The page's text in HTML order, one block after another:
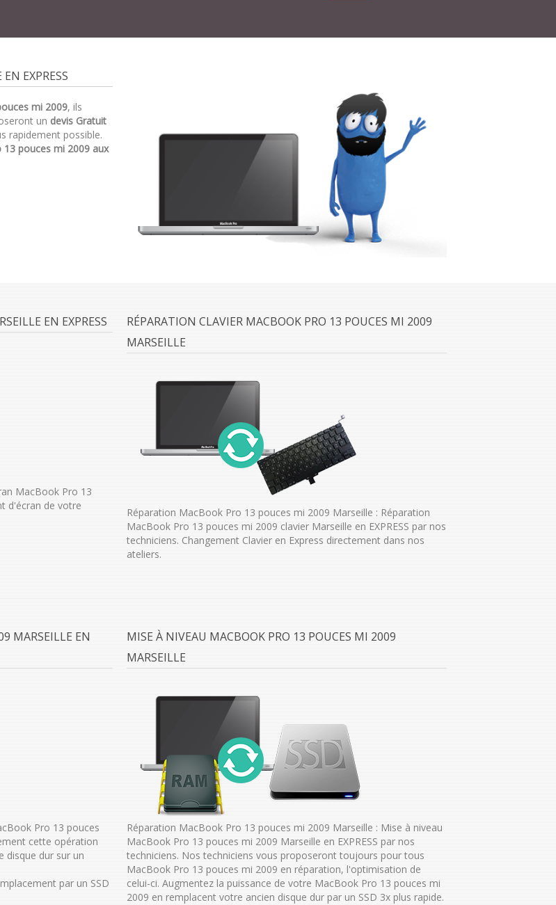
EXPRESS
mi 2009, ils
un devis Gratuit
rapidement possible.
pouces mi 2009 aux
EN EXPRESS
MacBook Pro 13
d'écran de votre
RÉPARATION CLAVIER MACBOOK PRO 13 POUCES MI 2009
MARSEILLE
Réparation MacBook Pro 13 pouces mi 2009 Marseille : Réparation
MacBook Pro 13 pouces mi 2009 clavier Marseille en EXPRESS par nos
techniciens. Changement Clavier en Express directement dans nos
ateliers.
MARSEILLE EN
Pro 13 pouces
cette opération
disque dur sur un
par un SSD
MISE À NIVEAU MACBOOK PRO 13 POUCES MI 2009
MARSEILLE
Réparation MacBook Pro 13 pouces mi 2009 Marseille : Mise à niveau
MacBook Pro 13 pouces mi 2009 Marseille en EXPRESS par nos
techniciens. Nos techniciens vous proposeront toujours pour tous
MacBook Pro 13 pouces mi 2009 en réparation, l'optimisation de
celui-ci. Augmentez la puissance de votre MacBook Pro 13 pouces mi
2009 en remplacent votre ancien disque dur par un SSD 3x plus rapide.